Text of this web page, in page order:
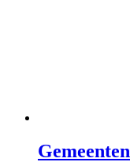
Gemeenten